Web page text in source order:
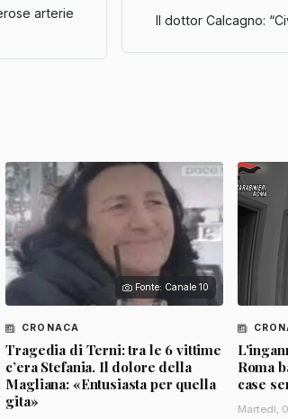
arterie
Il dottor Calcagno:
Fonte: Canale 10
CRONACA
Tragedia di Terni: tra le 6 vittime
c’era Stefania. Il dolore della
Magliana: «Entusiasta per quella
gita»
Roma
case
Martedì,